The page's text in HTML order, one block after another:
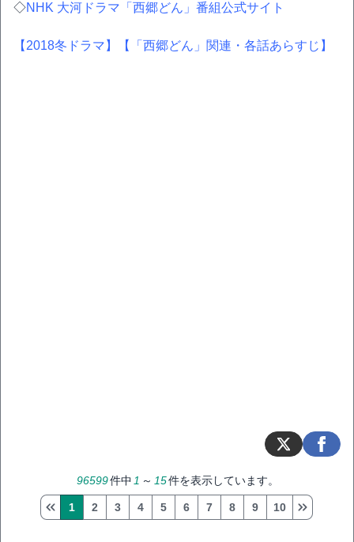
◇NHK 大河ドラマ「西郷どん」番組公式サイト
【2018冬ドラマ】 【「西郷どん」関連・各話あらすじ】
96599件中 1 ～ 15件を表示しています。
1 2 3 4 5 6 7 8 9 10